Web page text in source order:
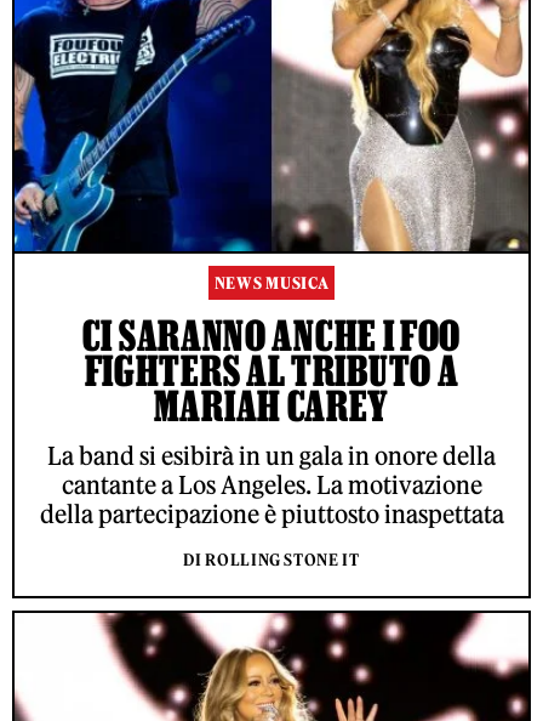
NEWS MUSICA
CI SARANNO ANCHE I FOO
FIGHTERS AL TRIBUTO A
MARIAH CAREY
La band si esibirà in un gala in onore della
cantante a Los Angeles. La motivazione
della partecipazione è piuttosto inaspettata
DI ROLLING STONE IT